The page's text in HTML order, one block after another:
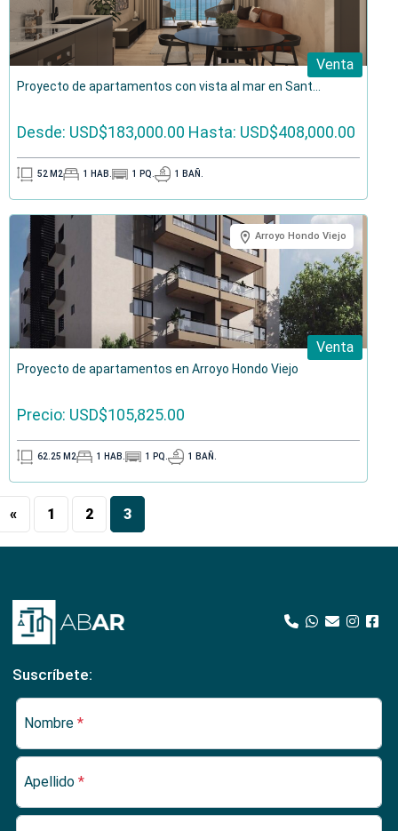
Venta
Proyecto de apartamentos con vista al mar en Sant...
Desde: USD$183,000.00 Hasta: USD$408,000.00
52 M2 1 HAB. 1 PQ. 1 BAÑ.
Arroyo Hondo Viejo
Venta
Proyecto de apartamentos en Arroyo Hondo Viejo
Precio: USD$105,825.00
62.25 M2 1 HAB. 1 PQ. 1 BAÑ.
« 1 2 3
Suscríbete:
Nombre *
Apellido *